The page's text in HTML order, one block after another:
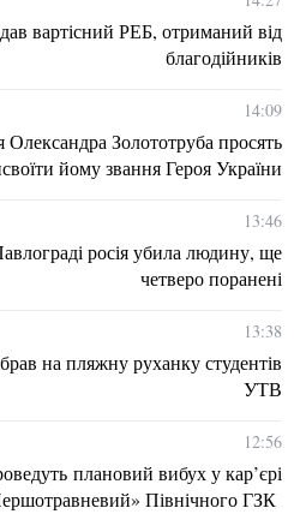
вартісний РЕБ, отриманий від
благодійників
14:09
Олександра Золототруба просять
йому звання Героя України
13:46
росія убила людину, ще
четверо поранені
13:38
на пляжну руханку студентів
УТВ
12:56
плановий вибух у кар’єрі
Північного ГЗК